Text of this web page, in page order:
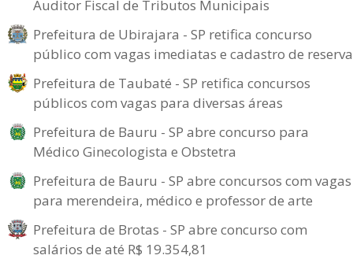
Auditor Fiscal de Tributos Municipais
Prefeitura de Ubirajara - SP retifica concurso
público com vagas imediatas e cadastro de reserva
Prefeitura de Taubaté - SP retifica concursos
públicos com vagas para diversas áreas
Prefeitura de Bauru - SP abre concurso para
Médico Ginecologista e Obstetra
Prefeitura de Bauru - SP abre concursos com vagas
para merendeira, médico e professor de arte
Prefeitura de Brotas - SP abre concurso com
salários de até R$ 19.354,81